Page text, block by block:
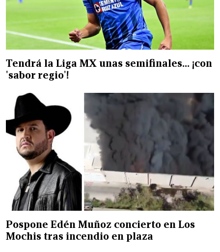
Tendrá la Liga MX unas semifinales… ¡con
'sabor regio'!
Pospone Edén Muñoz concierto en Los
Mochis tras incendio en plaza